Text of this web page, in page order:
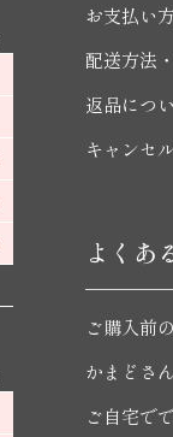
お支払い
配送方法
返品につ
キャンセ
よくあ
ご購入前
かまどさ
ご自宅で